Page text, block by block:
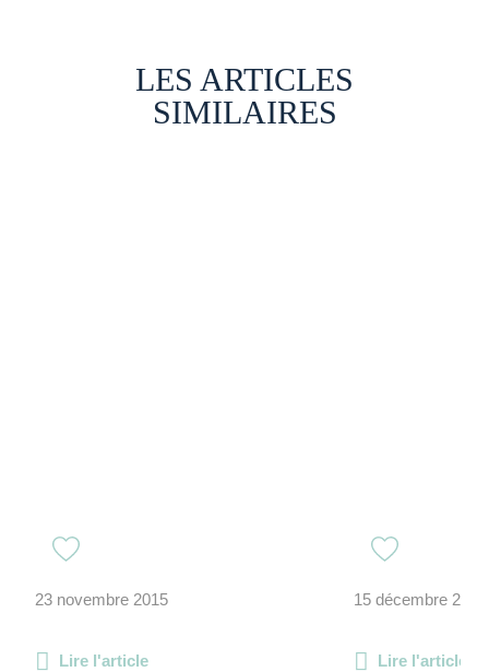
LES ARTICLES
SIMILAIRES
23 novembre 2015
Lire l'article
15 décembre 2022
Lire l'article